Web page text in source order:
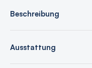
Beschreibung
Ausstattung